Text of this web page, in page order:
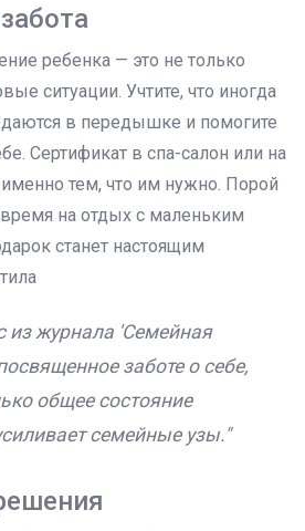
ребенка — это не только
ситуации. Учтите, что иногда
в передышке и помогите
Сертификат в спа-салон или на
тем, что им нужно. Порой
на отдых с маленьким
станет настоящим
из журнала 'Семейная
заботе о себе,
общее состояние
семейные узы."